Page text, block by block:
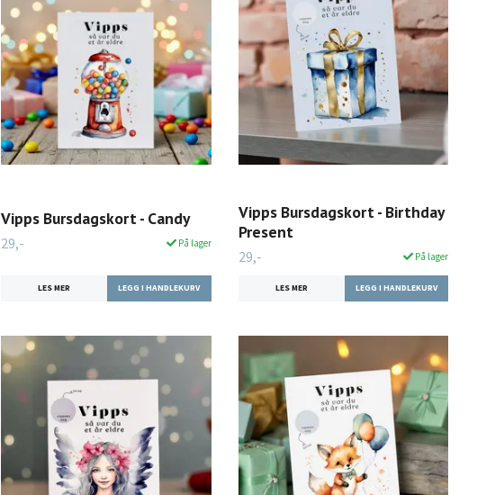
Vipps Bursdagskort - Candy
29,- På lager
LES MER
Vipps Bursdagskort - Birthday
Present
29,- På lager
LES MER